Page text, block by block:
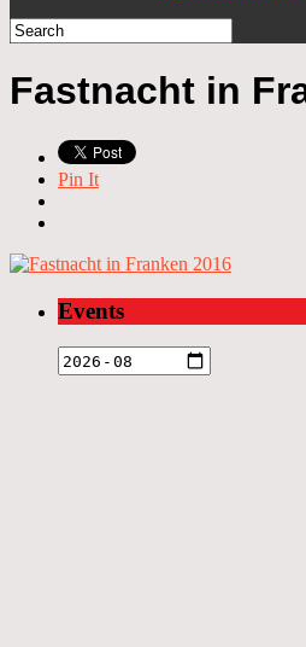
Fastnacht in
Pin It
Events